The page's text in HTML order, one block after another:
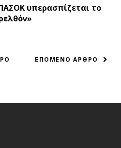
υπερασπίζεται το
ΕΠΟΜΕΝΟ ΑΡΘΡΟ